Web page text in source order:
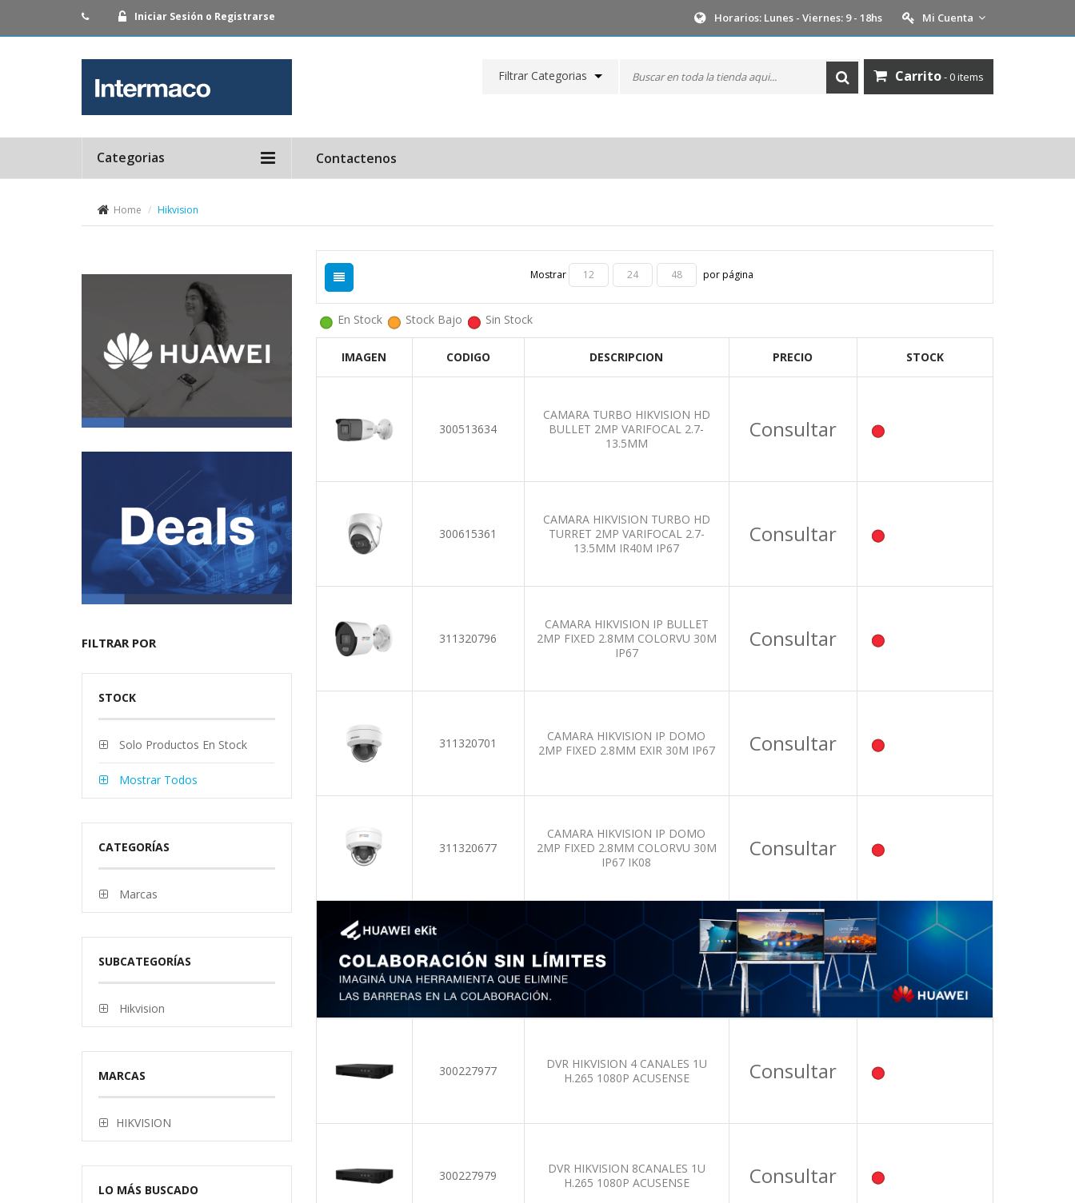
Iniciar Sesión o Registrarse Horarios: Lunes - Viernes: 9 - 18hs Mi Cuenta
Filtrar Categorias Carrito- 0 items
Categorias Contactenos
Home Hikvision
FILTRAR POR
STOCK
Solo Productos En Stock
Mostrar Todos
CATEGORÍAS
Marcas
SUBCATEGORÍAS
Hikvision
MARCAS
HIKVISION
LO MÁS BUSCADO
Mostrar 12 24 48 por página
En Stock Stock Bajo Sin Stock
IMAGEN CODIGO DESCRIPCION PRECIO STOCK
300513634
CAMARA TURBO HIKVISION HD
BULLET 2MP VARIFOCAL 2.7-
13.5MM
Consultar
300615361
CAMARA HIKVISION TURBO HD
TURRET 2MP VARIFOCAL 2.7-
13.5MM IR40M IP67
Consultar
311320796
CAMARA HIKVISION IP BULLET
2MP FIXED 2.8MM COLORVU 30M
IP67
Consultar
311320701
CAMARA HIKVISION IP DOMO
2MP FIXED 2.8MM EXIR 30M IP67
Consultar
311320677
CAMARA HIKVISION IP DOMO
2MP FIXED 2.8MM COLORVU 30M
IP67 IK08
Consultar
300227977
DVR HIKVISION 4 CANALES 1U
H.265 1080P ACUSENSE
Consultar
300227979
DVR HIKVISION 8CANALES 1U
H.265 1080P ACUSENSE
Consultar